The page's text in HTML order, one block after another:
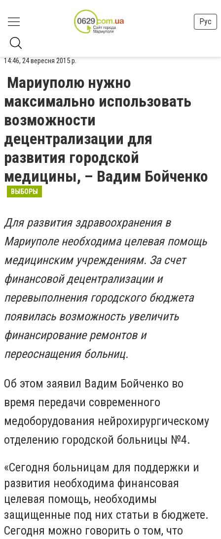
Рус
14:46, 24 вересня 2015 р.
Мариуполю нужно
максимально использовать
возможности
децентрализации для
развития городской
медицины, – Вадим Бойченко
ВЫБОРЫ
Для развития здравоохранения в
Мариуполе необходима целевая помощь
медицинским учреждениям. За счет
финансовой децентрализации и
перевыполнения городского бюджета
появилась возможность увеличить
финансирование ремонтов и
переоснащения больниц.
Об этом заявил Вадим Бойченко во
время передачи современного
медоборудования нейрохирургическому
отделению городской больницы №4.
«Сегодня больницам для поддержки и
развития необходима финансовая
целевая помощь, необходимы
защищенные под них статьи в бюджете.
Сегодня можно говорить о том, что